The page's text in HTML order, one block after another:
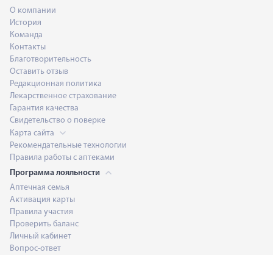
О компании
История
Команда
Контакты
Благотворительность
Оставить отзыв
Редакционная политика
Лекарственное страхование
Гарантия качества
Свидетельство о поверке
Карта сайта
Рекомендательные технологии
Правила работы с аптеками
Программа лояльности
Аптечная семья
Активация карты
Правила участия
Проверить баланс
Личный кабинет
Вопрос-ответ